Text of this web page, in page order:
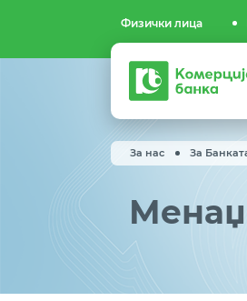
Физички лица
Комерцијална
банка
За нас За